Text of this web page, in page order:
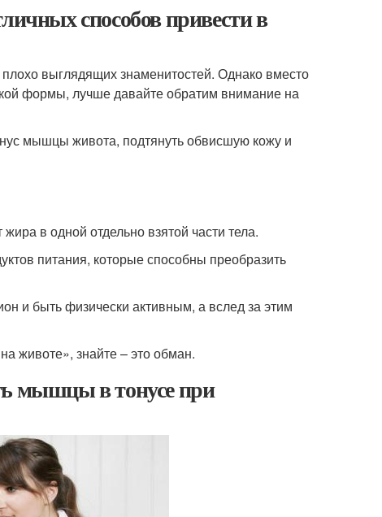
способов привести в
выглядящих знаменитостей. Однако вместо
формы, лучше давайте обратим внимание на
мышцы живота, подтянуть обвисшую кожу и
в одной отдельно взятой части тела.
питания, которые способны преобразить
и быть физически активным, а вслед за этим
животе», знайте – это обман.
мышцы в тонусе при